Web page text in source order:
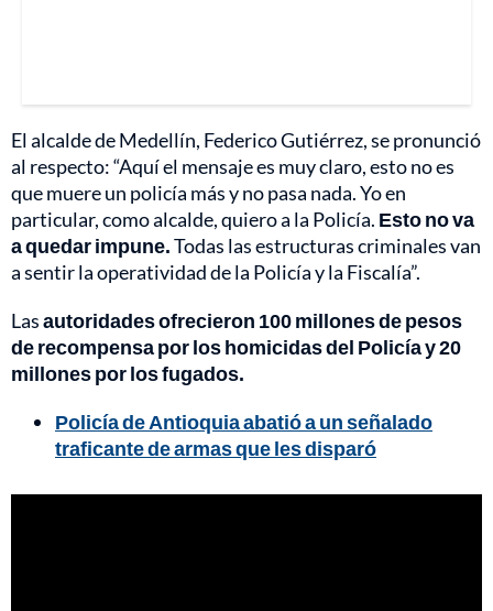
El alcalde de Medellín, Federico Gutiérrez, se pronunció
al respecto: “Aquí el mensaje es muy claro, esto no es
que muere un policía más y no pasa nada. Yo en
particular, como alcalde, quiero a la Policía. Esto no va
a quedar impune.Todas las estructuras criminales van
a sentir la operatividad de la Policía y la Fiscalía”.
Lasautoridades ofrecieron 100 millones de pesos
de recompensa por los homicidas del Policía y 20
millones por los fugados.
Policía de Antioquia abatió a un señalado
traficante de armas que les disparó